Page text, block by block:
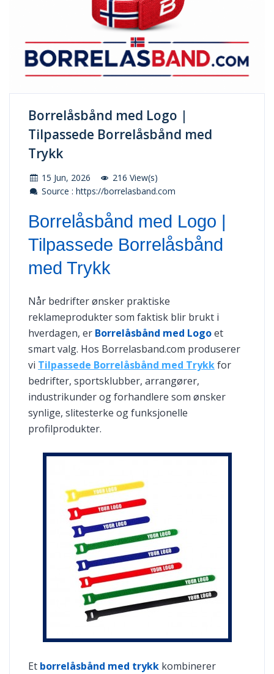
Borrelåsbånd med Logo |
Tilpassede Borrelåsbånd med
Trykk
15 Jun, 2026
216 View(s)
Source : https://borrelasband.com
Borrelåsbånd med Logo |
Tilpassede Borrelåsbånd
med Trykk
Når bedrifter ønsker praktiske
reklameprodukter som faktisk blir brukt i
hverdagen, er Borrelåsbånd med Logoet
smart valg. Hos Borrelasband.com produserer
vi Tilpassede Borrelåsbånd med Trykkfor
bedrifter, sportsklubber, arrangører,
industrikunder og forhandlere som ønsker
synlige, slitesterke og funksjonelle
profilprodukter.
Et borrelåsbånd med trykk kombinerer